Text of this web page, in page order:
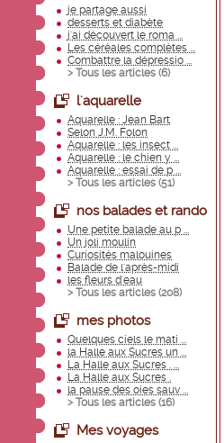
je partage aussi
desserts et diabète
j'ai découvert le roma ...
Les céréales complètes ...
Combattre la dépressio ...
> Tous les articles (6)
l'aquarelle
Aquarelle : Jean Bart
Selon J.M. Folon
Aquarelle : les insect ...
Aquarelle : le chien y ...
Aquarelle : essai de p ...
> Tous les articles (51)
nos balades et rando
Une petite balade au p ...
Un joli moulin
Curiosités malouines
Balade de l'après-midi
les fleurs d'eau
> Tous les articles (208)
mes photos
Quelques ciels le mati ...
la Halle aux Sucres un ...
La Halle aux Sucres . ...
La Halle aux Sucres .
la pause des oies sauv ...
> Tous les articles (16)
Mes voyages